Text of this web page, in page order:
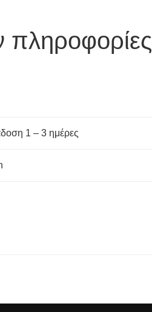
πληροφορίες
1 – 3 ημέρες